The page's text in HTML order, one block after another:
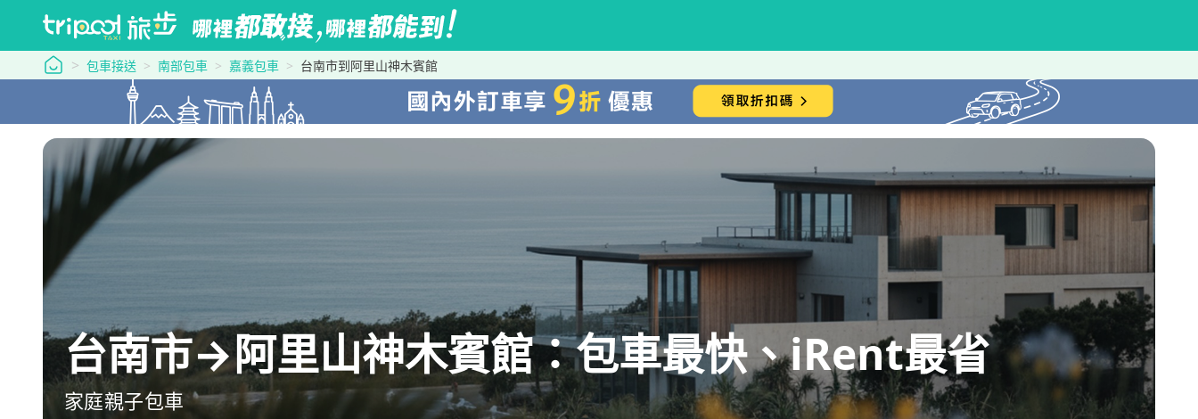
tripool 旅步
包車接送 南部包車 嘉義包車 台南市到阿里山神木賓館
台南市→阿里山神木賓館：包車最快、iRent最省
家庭親子包車